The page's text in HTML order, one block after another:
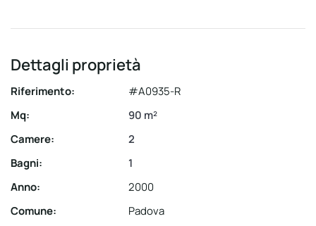
Dettagli proprietà
Riferimento:
#A0935-R
Mq:
90 m²
Camere:
2
Bagni:
1
Anno:
2000
Comune:
Padova